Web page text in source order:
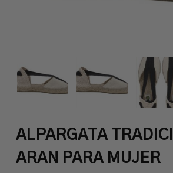
ALPARGATA
ARAN PARA MUJER